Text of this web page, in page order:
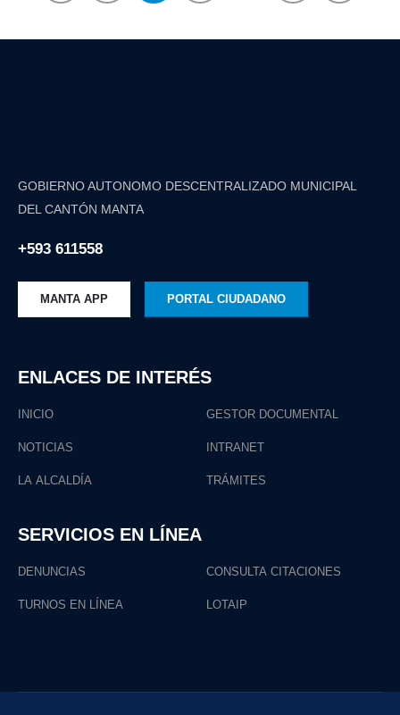
GOBIERNO AUTONOMO DESCENTRALIZADO MUNICIPAL
DEL CANTÓN MANTA
+593 611558
MANTA APP PORTAL CIUDADANO
ENLACES DE INTERÉS
INICIO
NOTICIAS
LA ALCALDÍA
GESTOR DOCUMENTAL
INTRANET
TRÁMITES
SERVICIOS EN LÍNEA
DENUNCIAS
TURNOS EN LÍNEA
CONSULTA CITACIONES
LOTAIP